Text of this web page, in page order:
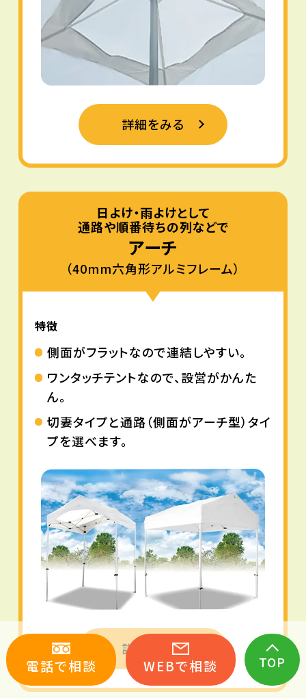
詳細をみる
日よけ・雨よけとして
通路や順番待ちの列などで
アーチ
（40mm六角形アルミフレーム）
特徴
側面がフラットなので連結しやすい。
ワンタッチテントなので、設営がかんた
ん。
切妻タイプと通路（側面がアーチ型）タイ
プを選べます。
詳細をみる
電話で相談 WEBで相談 TOP